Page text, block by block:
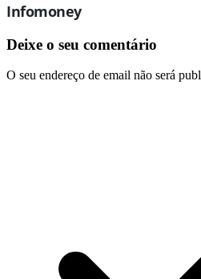
Infomoney
Deixe o seu comentário
O seu endereço de email não será